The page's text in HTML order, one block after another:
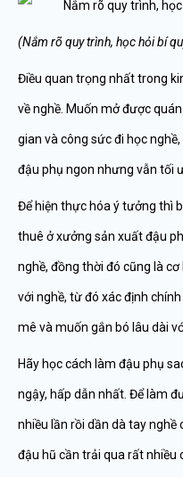
(Nắm rõ quy trình, học hỏi bí
Điều quan trọng nhất trong
về nghề. Muốn mở được
gian và công sức đi học
đậu phụ ngon nhưng vẫn tối
Để hiện thực hóa ý tưởng thì
thuê ở xưởng sản xuất đậu
nghề, đồng thời đó cũng là
với nghề, từ đó xác định
mê và muốn gắn bó lâu dài
Hãy học cách làm đậu phụ
ngậy, hấp dẫn nhất. Để làm
nhiều lần rồi dần dà tay nghề
đậu hũ cần trải qua rất nhiều